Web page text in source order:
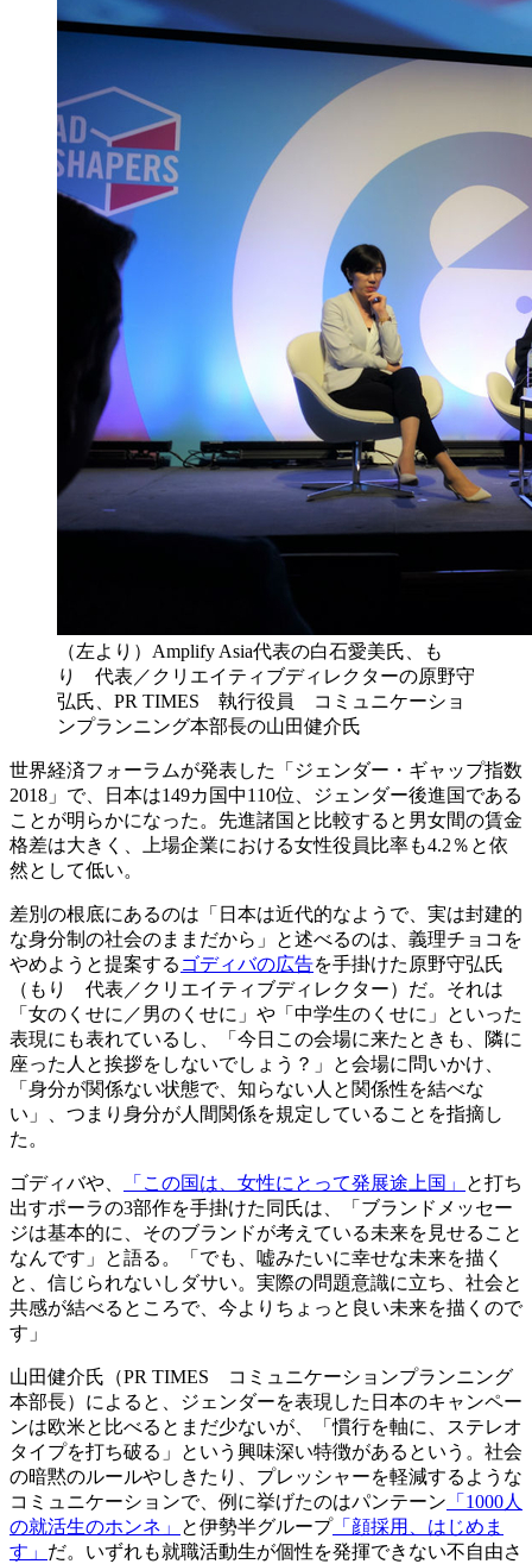
（左より）Amplify Asia代表の白石愛美氏、も
り 代表／クリエイティブディレクターの原野守
弘氏、PR TIMES 執行役員 コミュニケーショ
ンプランニング本部長の山田健介氏
世界経済フォーラムが発表した「ジェンダー・ギャップ指数
2018」で、日本は149カ国中110位、ジェンダー後進国である
ことが明らかになった。先進諸国と比較すると男女間の賃金
格差は大きく、上場企業における女性役員比率も4.2％と依
然として低い。
差別の根底にあるのは「日本は近代的なようで、実は封建的
な身分制の社会のままだから」と述べるのは、義理チョコを
やめようと提案する ゴディバの広告を手掛けた原野守弘氏
（もり 代表／クリエイティブディレクター）だ。それは
「女のくせに／男のくせに」や「中学生のくせに」といった
表現にも表れているし、「今日この会場に来たときも、隣に
座った人と挨拶をしないでしょう？」と会場に問いかけ、
「身分が関係ない状態で、知らない人と関係性を結べな
い」、つまり身分が人間関係を規定していることを指摘し
た。
ゴディバや、 「この国は、女性にとって発展途上国」
と打ち
出すポーラの3部作を手掛けた同氏は、「ブランドメッセー
ジは基本的に、そのブランドが考えている未来を見せること
なんです」と語る。「でも、嘘みたいに幸せな未来を描く
と、信じられないしダサい。実際の問題意識に立ち、社会と
共感が結べるところで、今よりちょっと良い未来を描くので
す」
山田健介氏（PR TIMES コミュニケーションプランニング
本部長）によると、ジェンダーを表現した日本のキャンペー
ンは欧米と比べるとまだ少ないが、「慣行を軸に、ステレオ
タイプを打ち破る」という興味深い特徴があるという。社会
の暗黙のルールやしきたり、プレッシャーを軽減するような
コミュニケーションで、例に挙げたのはパンテーン 「1000人
の就活生のホンネ」
と伊勢半グループ「顔採用、はじめま
す」 だ。いずれも就職活動生が個性を発揮できない不自由さ